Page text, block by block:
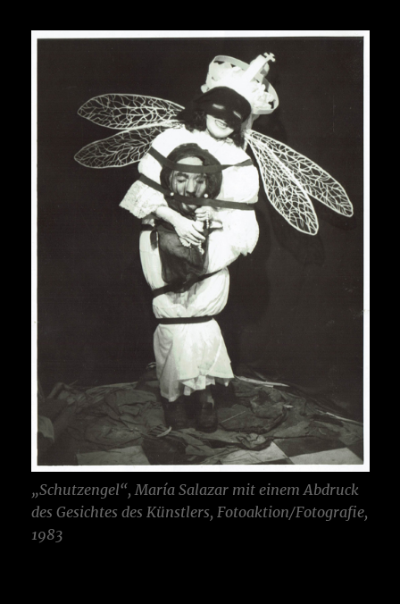
„Schutzengel“, María Salazar mit einem Abdruck
des Gesichtes des Künstlers, Fotoaktion/Fotografie,
1983